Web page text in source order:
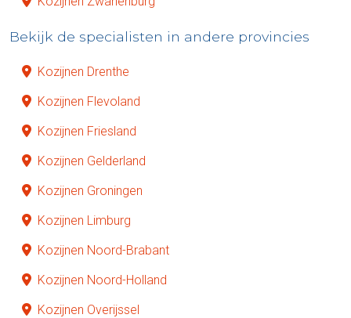
Bekijk de specialisten in andere provincies
Kozijnen Drenthe
Kozijnen Flevoland
Kozijnen Friesland
Kozijnen Gelderland
Kozijnen Groningen
Kozijnen Limburg
Kozijnen Noord-Brabant
Kozijnen Noord-Holland
Kozijnen Overijssel